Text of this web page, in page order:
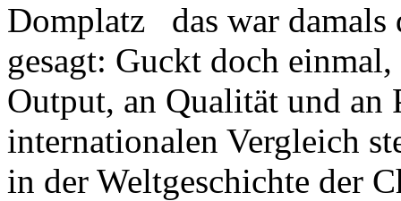
Domplatz das war
gesagt: Guckt doch
Output, an Qualität und an
internationalen Vergleich
in der Weltgeschichte der